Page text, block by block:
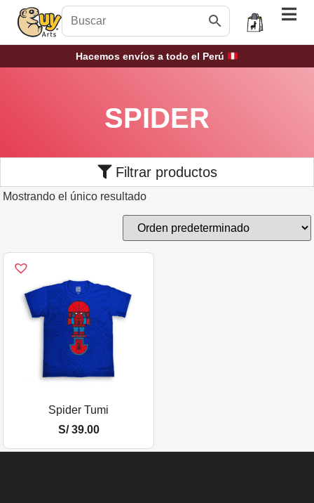
Hacemos envíos a todo el Perú
SPIDER
Filtrar productos
Mostrando el único resultado
Spider Tumi
S/39.00